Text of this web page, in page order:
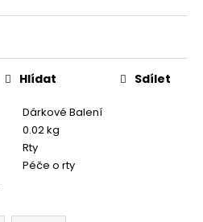
Dárkové Balení
0.02 kg
Rty
Péče o rty
Hlídat Sdílet